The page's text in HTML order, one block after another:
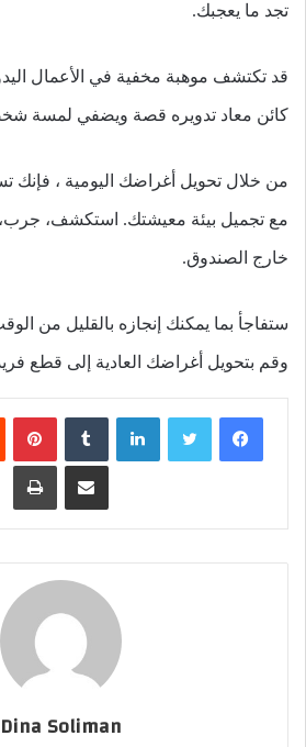
تجد ما يعجبك.
قد تكتشف موهبة مخفية في الأعمال
كائن معاد تدويره قصة ويضفي لمسة
من خلال تحويل أغراضك اليومية ، فإنك
مع تجميل بيئة معيشتك. استكشف، جرب،
خارج الصندوق.
ستفاجأ بما يمكنك إنجازه بالقليل من
وقم بتحويل أغراضك العادية إلى قطع
فيسبوكتويتر لينكدإن ‏Tumblr
مشاركة عبر البريد
Dina Soliman